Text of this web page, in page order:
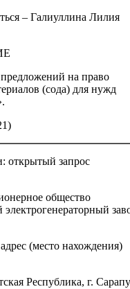
– Галиуллина Лилия
на право
(сода) для нужд
открытый запрос
общество
электрогенераторный
(место нахождения)
Республика, г.